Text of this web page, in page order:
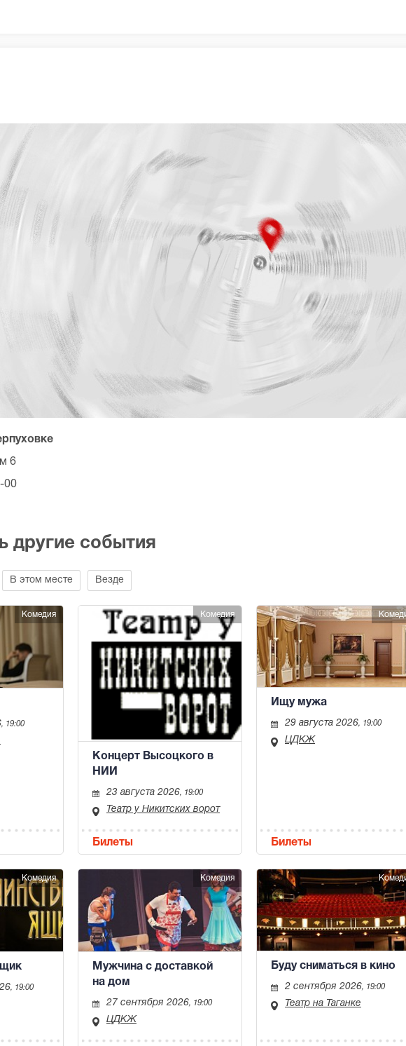
6
00
другие события
В этом месте Везде
Комедия
, 19:00
Комедия
Концерт Высоцкого в
НИИ
23 августа 2026, 19:00
Театр у Никитских ворот
Билеты
Ищу мужа
29 августа 2026, 19:00
ЦДКЖ
Билеты
Комедия
, 19:00
Комедия
Мужчина с доставкой
на дом
27 сентября 2026, 19:00
ЦДКЖ
Буду сниматься в кино
2 сентября 2026, 19:00
Театр на Таганке